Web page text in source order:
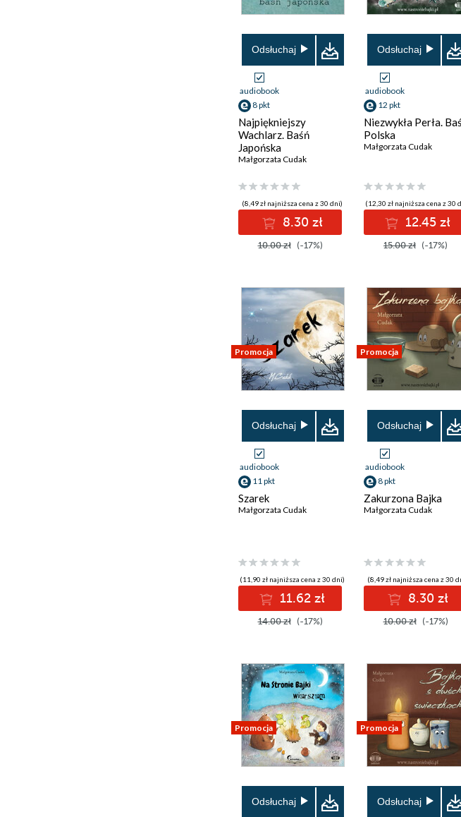
Odsłuchaj
audiobook
8 pkt
Najpiękniejszy
Wachlarz. Baśń
Japońska
Małgorzata Cudak
(8,49 zł najniższa cena z 30 dni)
8.30 zł
10.00 zł (-17%)
Odsłuchaj
audiobook
12 pkt
Niezwykła Perła.
Polska
Małgorzata Cudak
(12,30 zł najniższa cena z 30
12.45 zł
15.00 zł (-17%)
Promocja
Odsłuchaj
audiobook
11 pkt
Szarek
Małgorzata Cudak
(11,90 zł najniższa cena z 30 dni)
11.62 zł
14.00 zł (-17%)
Promocja
Odsłuchaj
audiobook
8 pkt
Zakurzona Bajka
Małgorzata Cudak
(8,49 zł najniższa cena z 30
8.30 zł
10.00 zł (-17%)
Promocja
Odsłuchaj
Promocja
Odsłuchaj